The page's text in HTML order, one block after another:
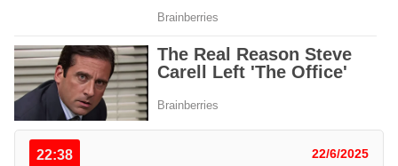
22:38 22/6/2025